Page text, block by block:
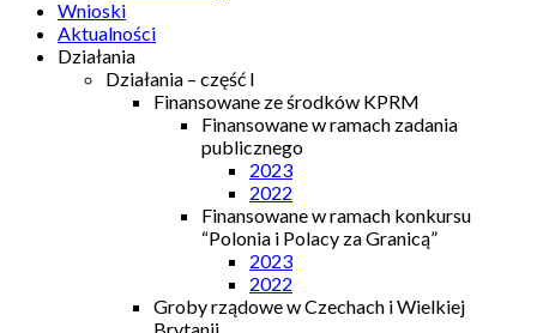
Wnioski
Aktualności
Działania
Działania – część I
Finansowane ze środków KPRM
Finansowane w ramach zadania
publicznego
2023
2022
Finansowane w ramach konkursu
“Polonia i Polacy za Granicą”
2023
2022
Groby rządowe w Czechach i Wielkiej